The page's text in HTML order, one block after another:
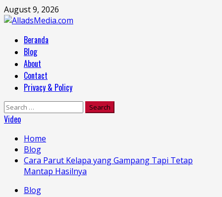
Skip
to
August 9, 2026
MenuBeranda
Blog
About
Contact
Privacy & Policy
Search
for:
Video
Home
Blog
Cara Parut Kelapa yang Gampang Tapi Tetap
Mantap Hasilnya
Blog